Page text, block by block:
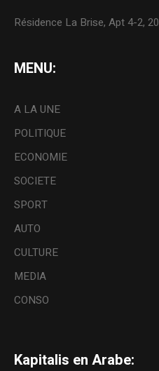
Résidence La Brise, Apt 4-2,
MENU:
A LA UNE
POLITIQUE
ECONOMIE
SOCIETE
SPORT
AUTO
CULTURE
MEDIA
CONSO
Kapitalis en Arabe: